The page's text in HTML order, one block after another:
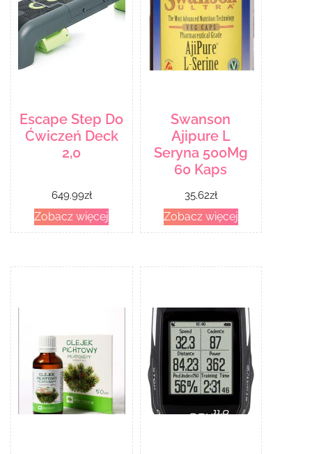
Escape Step Do
Ćwiczeń Deck
2,0
649.99zł
Zobacz więcej
Swanson
Ajipure L
Seryna 500Mg
60 Kaps
35.62zł
Zobacz więcej